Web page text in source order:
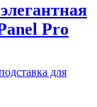
Pro